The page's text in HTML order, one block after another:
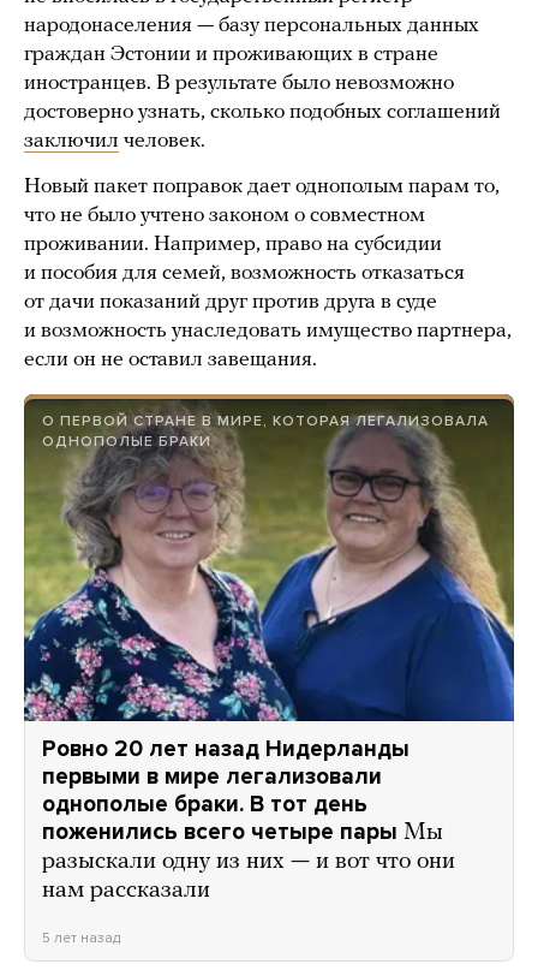
народонаселения — базу персональных данных
граждан Эстонии и проживающих в стране
иностранцев. В результате было невозможно
достоверно узнать, сколько подобных соглашений
заключил человек.
Новый пакет поправок дает однополым парам то,
что не было учтено законом о совместном
проживании. Например, право на субсидии
и пособия для семей, возможность отказаться
от дачи показаний друг против друга в суде
и возможность унаследовать имущество партнера,
если он не оставил завещания.
О ПЕРВОЙ СТРАНЕ В МИРЕ, КОТОРАЯ ЛЕГАЛИЗОВАЛА
ОДНОПОЛЫЕ БРАКИ
Ровно 20 лет назад Нидерланды
первыми в мире легализовали
однополые браки. В тот день
поженились всего четыре пары Мы
разыскали одну из них — и вот что они
нам рассказали
5 лет назад